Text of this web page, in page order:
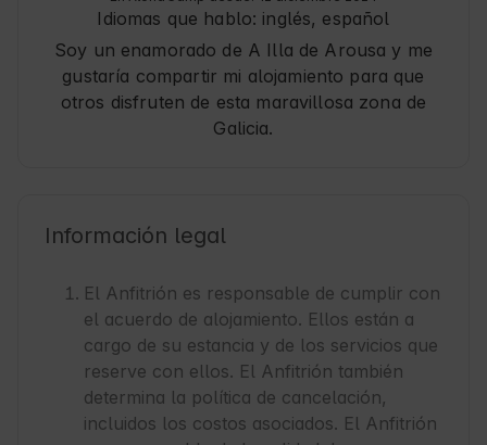
Idiomas que hablo: inglés, español
Soy un enamorado de A Illa de Arousa y me
gustaría compartir mi alojamiento para que
otros disfruten de esta maravillosa zona de
Galicia.
Información legal
El Anfitrión es responsable de cumplir con
el acuerdo de alojamiento. Ellos están a
cargo de su estancia y de los servicios que
reserve con ellos. El Anfitrión también
determina la política de cancelación,
incluidos los costos asociados. El Anfitrión